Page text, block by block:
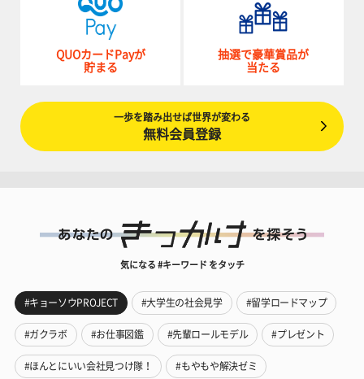
QUOカードPayが
貯まる
抽選で豪華賞品が
当たる
一歩を踏み出せば世界が変わる
無料会員登録
気になる #キーワード をタッチ
#キョーソウPROJECT #大学生の社会見学 #留学ロードマップ
#ガクラボ #お仕事図鑑 #先輩ロールモデル #プレゼント
#ほんとにいい会社見つけ隊！ #もやもや解決ゼミ